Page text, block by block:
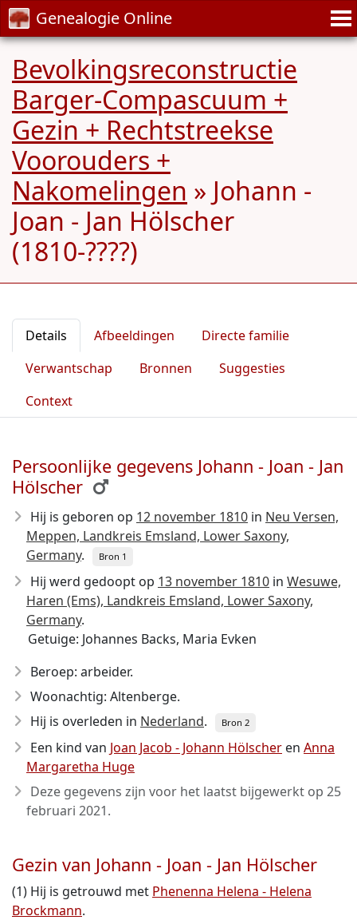
Genealogie Online
Bevolkingsreconstructie
Barger-Compascuum +
Gezin + Rechtstreekse
Voorouders +
Nakomelingen » Johann -
Joan - Jan Hölscher
(1810-????)
Details Afbeeldingen
Directe familie
Verwantschap
Bronnen
Suggesties
Context
Persoonlijke gegevens Johann - Joan - Jan
Hölscher
Hij is geboren op 12 november 1810 in Neu Versen,
Meppen, Landkreis Emsland, Lower Saxony,
Germany. Bron 1
Hij werd gedoopt op 13 november 1810 in Wesuwe,
Haren (Ems), Landkreis Emsland, Lower Saxony,
Germany.
Getuige: Johannes Backs, Maria Evken
Beroep: arbeider.
Woonachtig: Altenberge.
Hij is overleden in Nederland. Bron 2
Een kind van Joan Jacob - Johann Hölscher en Anna
Margaretha Huge
Deze gegevens zijn voor het laatst bijgewerkt op 25
februari 2021.
Gezin van Johann - Joan - Jan Hölscher
(1) Hij is getrouwd met Phenenna Helena - Helena
Brockmann.